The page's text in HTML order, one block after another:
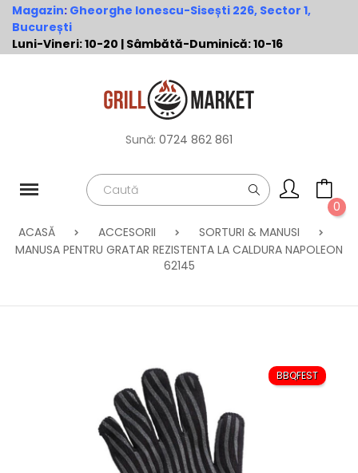
Magazin: Gheorghe Ionescu-Sisești 226, Sector 1,
București
Luni-Vineri: 10-20 | Sâmbătă-Duminică: 10-16
Sună: 0724 862 861
0
ACASĂ
ACCESORII
SORTURI & MANUSI
MANUSA PENTRU GRATAR REZISTENTA LA CALDURA NAPOLEON
62145
BBQFEST